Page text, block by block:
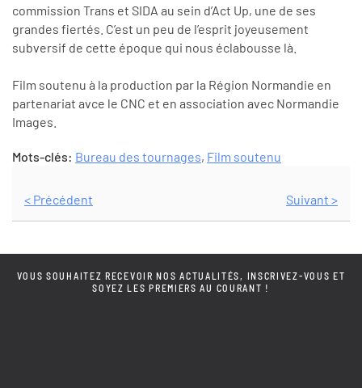
commission Trans et SIDA au sein d’Act Up, une de ses
grandes fiertés. C’est un peu de l’esprit joyeusement
subversif de cette époque qui nous éclabousse là.
Film soutenu à la production par la Région Normandie en
partenariat avce le CNC et en association avec Normandie
Images.
Mots-clés: Bureau des tournages, Film soutenu
< Précédent Suivant >
VOUS SOUHAITEZ RECEVOIR NOS ACTUALITÉS, INSCRIVEZ-VOUS ET
SOYEZ LES PREMIERS AU COURANT !